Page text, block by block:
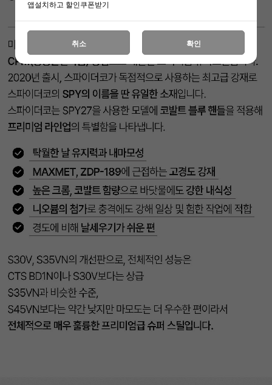
앱설치하고 할인쿠폰받기
취소 확인